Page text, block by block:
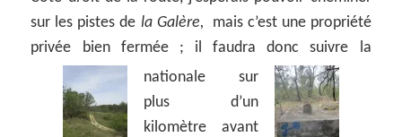
sur les pistes de la Galère,
mais c’est une propriété
privée bien fermée ; il faudra donc suivre la
nationale sur
plus d’un
kilomètre avant